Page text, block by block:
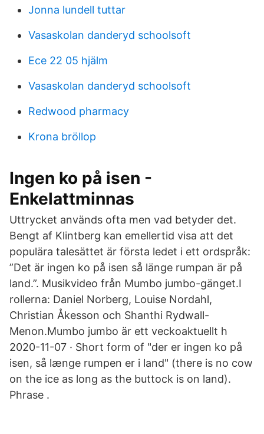
Jonna lundell tuttar
Vasaskolan danderyd schoolsoft
Ece 22 05 hjälm
Vasaskolan danderyd schoolsoft
Redwood pharmacy
Krona bröllop
Ingen ko på isen -
Enkelattminnas
Uttrycket används ofta men vad betyder det.
Bengt af Klintberg kan emellertid visa att det
populära talesättet är första ledet i ett ordspråk:
”Det är ingen ko på isen så länge rumpan är på
land.”. Musikvideo från Mumbo jumbo-gänget.I
rollerna: Daniel Norberg, Louise Nordahl,
Christian Åkesson och Shanthi Rydwall-
Menon.Mumbo jumbo är ett veckoaktuellt h
2020-11-07 · Short form of "der er ingen ko på
isen, så længe rumpen er i land" (there is no cow
on the ice as long as the buttock is on land).
Phrase .